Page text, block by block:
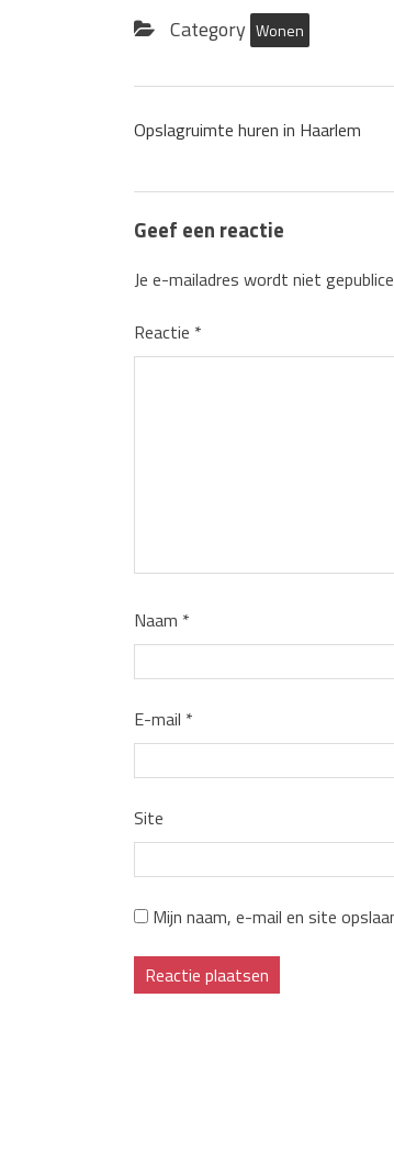
Category Wonen
Opslagruimte huren in Haarlem
Geef een reactie
Je e-mailadres wordt niet
Reactie *
Naam *
E-mail *
Site
Mijn naam, e-mail en site